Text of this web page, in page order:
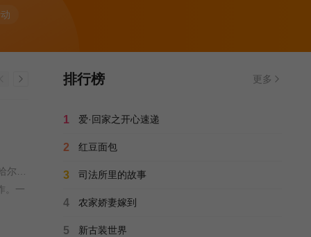
。一
排行榜 更多
1 爱·回家之开心速递
2 红豆面包
3 司法所里的故事
4 农家娇妻嫁到
5 新古装世界